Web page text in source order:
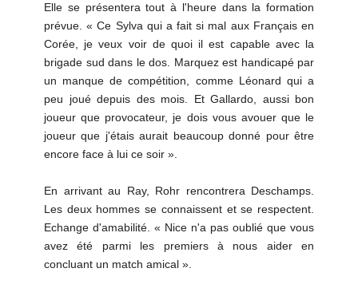
Elle se présentera tout à l'heure dans la formation
prévue. « Ce Sylva qui a fait si mal aux Français en
Corée, je veux voir de quoi il est capable avec la
brigade sud dans le dos. Marquez est handicapé par
un manque de compétition, comme Léonard qui a
peu joué depuis des mois. Et Gallardo, aussi bon
joueur que provocateur, je dois vous avouer que le
joueur que j'étais aurait beaucoup donné pour être
encore face à lui ce soir ».
En arrivant au Ray, Rohr rencontrera Deschamps.
Les deux hommes se connaissent et se respectent.
Echange d'amabilité. « Nice n'a pas oublié que vous
avez été parmi les premiers à nous aider en
concluant un match amical ».